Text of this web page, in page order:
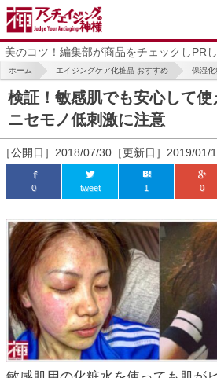
美のコツ！編集部が商品をチェックしPR
ホーム エイジングケア化粧品 おすすめ 保湿
検証！敏感肌でも安心して使
ニセモノ低刺激に注意
［公開日］2018/07/30［更新日］2019/01/
0 tweet 1 0
antiaging/wp-
antiaging/wp-